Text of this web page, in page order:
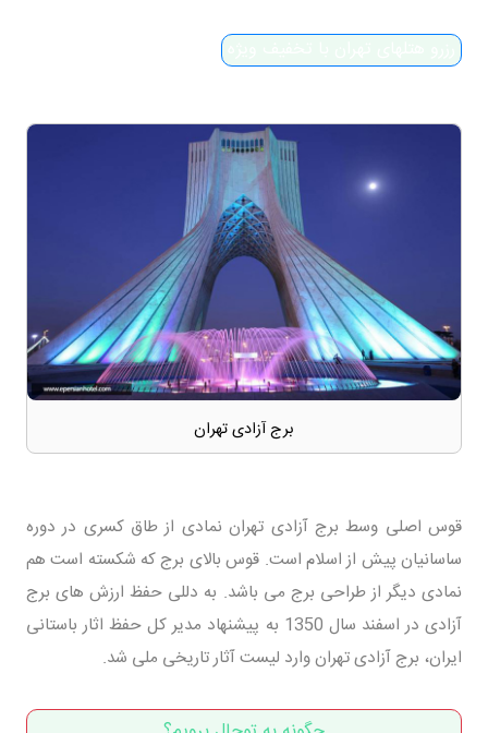
برج آزادی تهران
قوس اصلی وسط برج آزادی تهران نمادی از طاق کسری در دوره
ساسانیان پیش از اسلام است. قوس بالای برج که شکسته است هم
نمادی دیگر از طراحی برج می باشد. به دللی حفظ ارزش های برج
آزادی در اسفند سال 1350 به پیشنهاد مدیر کل حفظ اثار باستانی
ایران، برج آزادی تهران وارد لیست آثار تاریخی ملی شد.